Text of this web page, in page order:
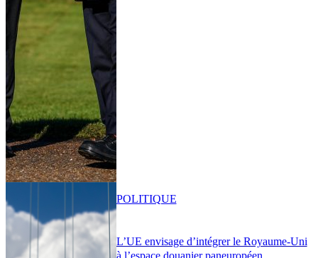
L’UE envisage d’intégrer le Royaume-Uni
POLITIQUE